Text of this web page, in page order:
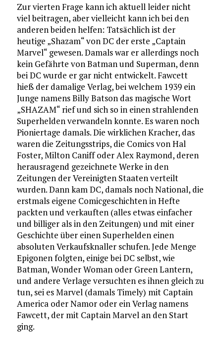
Zur vierten Frage kann ich aktuell leider nicht
viel beitragen, aber vielleicht kann ich bei den
anderen beiden helfen: Tatsächlich ist der
heutige „Shazam“ von DC der erste „Captain
Marvel“ gewesen. Damals war er allerdings noch
kein Gefährte von Batman und Superman, denn
bei DC wurde er gar nicht entwickelt. Fawcett
hieß der damalige Verlag, bei welchem 1939 ein
Junge namens Billy Batson das magische Wort
„SHAZAM“ rief und sich so in einen strahlenden
Superhelden verwandeln konnte. Es waren noch
Pioniertage damals. Die wirklichen Kracher, das
waren die Zeitungsstrips, die Comics von Hal
Foster, Milton Caniff oder Alex Raymond, deren
herausragend gezeichnete Werke in den
Zeitungen der Vereinigten Staaten verteilt
wurden. Dann kam DC, damals noch National, die
erstmals eigene Comicgeschichten in Hefte
packten und verkauften (alles etwas einfacher
und billiger als in den Zeitungen) und mit einer
Geschichte über einen Superhelden einen
absoluten Verkaufsknaller schufen. Jede Menge
Epigonen folgten, einige bei DC selbst, wie
Batman, Wonder Woman oder Green Lantern,
und andere Verlage versuchten es ihnen gleich zu
tun, sei es Marvel (damals Timely) mit Captain
America oder Namor oder ein Verlag namens
Fawcett, der mit Captain Marvel an den Start
ging.